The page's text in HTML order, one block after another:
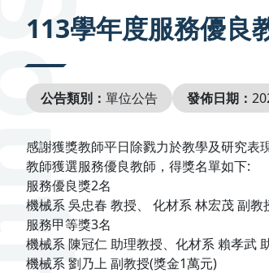
113學年度服務優良
公告類別： 單位公告 發佈日期：
感謝獲獎教師平日除戮力於教學及研究表
教師獲選服務優良教師，得獎名單如下:
服務優良獎2名
機械系 吳忠春 教授、 化材系 林宏茂 副教
服務甲等獎3名
機械系 陳冠仁 助理教授、化材系 賴孝武
機械系 劉乃上 副教授(獎金1萬元)